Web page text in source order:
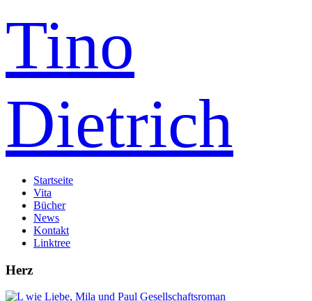
Tino
Dietrich
Startseite
Vita
Bücher
News
Kontakt
Linktree
Herz